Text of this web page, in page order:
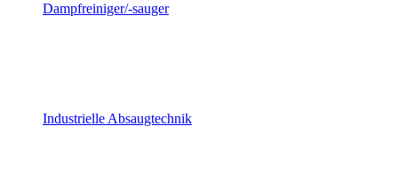
Dampfreiniger/-sauger
Industrielle Absaugtechnik